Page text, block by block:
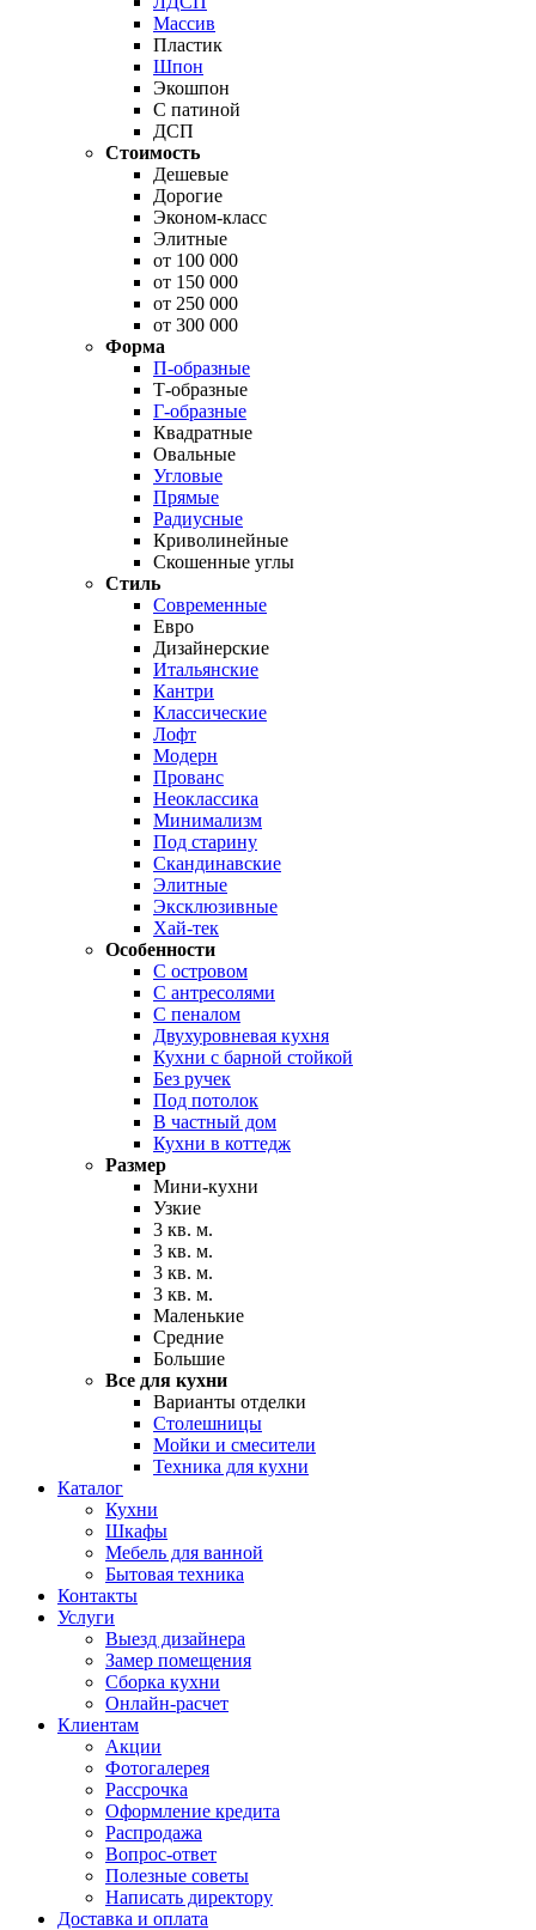
Массив
Пластик
Шпон
Экошпон
С патиной
ДСП
Стоимость
Дешевые
Дорогие
Эконом-класс
Элитные
от 100 000
от 150 000
от 250 000
от 300 000
Форма
П-образные
Т-образные
Г-образные
Квадратные
Овальные
Угловые
Прямые
Радиусные
Криволинейные
Скошенные углы
Стиль
Современные
Евро
Дизайнерские
Итальянские
Кантри
Классические
Лофт
Модерн
Прованс
Неоклассика
Минимализм
Под старину
Скандинавские
Элитные
Эксклюзивные
Хай-тек
Особенности
С островом
С антресолями
С пеналом
Двухуровневая кухня
Кухни с барной стойкой
Без ручек
Под потолок
В частный дом
Кухни в коттедж
Размер
Мини-кухни
Узкие
3 кв. м.
3 кв. м.
3 кв. м.
3 кв. м.
Маленькие
Средние
Большие
Все для кухни
Варианты отделки
Столешницы
Мойки и смесители
Техника для кухни
Каталог
Кухни
Шкафы
Мебель для ванной
Бытовая техника
Контакты
Услуги
Выезд дизайнера
Замер помещения
Сборка кухни
Онлайн-расчет
Клиентам
Акции
Фотогалерея
Рассрочка
Оформление кредита
Распродажа
Вопрос-ответ
Полезные советы
Написать директору
Доставка и оплата